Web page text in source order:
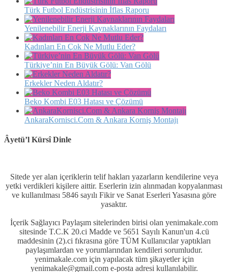
Türk Futbol Endüstrisinin İflas Raporu
Yenilenebilir Enerji Kaynaklarının Faydaları
Kadınları En Çok Ne Mutlu Eder?
Türkiye’nin En Büyük Gölü: Van Gölü
Erkekler Neden Aldatır?
Beko Kombi E03 Hatası ve Çözümü
AnkaraKornisci.Com & Ankara Korniş Montajı
Âyetü’l Kürsî Dinle
Sitede yer alan içeriklerin telif hakları yazarların kendilerine veya
yetki verdikleri kişilere aittir. Eserlerin izin alınmadan kopyalanması
ve kullanılması 5846 sayılı Fikir ve Sanat Eserleri Yasasına göre
yasaktır.
İçerik Sağlayıcı Paylaşım sitelerinden birisi olan yenimakale.com
sitesinde T.C.K 20.ci Madde ve 5651 Sayılı Kanun'un 4.cü
maddesinin (2).ci fıkrasına göre TÜM Kullanıcılar yaptıkları
paylaşımlardan ve yorumlarından kendileri sorumludur.
yenimakale.com için yapılacak tüm şikayetler için
yenimakale@gmail.com e-posta adresi kullanılabilir.